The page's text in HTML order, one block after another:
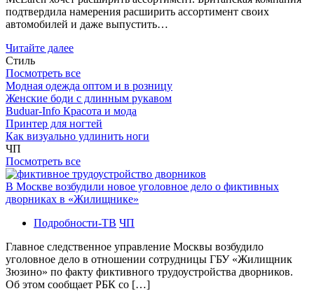
подтвердила намерения расширить ассортимент своих
автомобилей и даже выпустить…
Читайте далее
Стиль
Посмотреть все
Модная одежда оптом и в розницу
Женские боди с длинным рукавом
Buduar-Info Красота и мода
Принтер для ногтей
Как визуально удлинить ноги
ЧП
Посмотреть все
В Москве возбудили новое уголовное дело о фиктивных
дворниках в «Жилищнике»
Подробности-ТВ ЧП
Главное следственное управление Москвы возбудило
уголовное дело в отношении сотрудницы ГБУ «Жилищник
Зюзино» по факту фиктивного трудоустройства дворников.
Об этом сообщает РБК со […]